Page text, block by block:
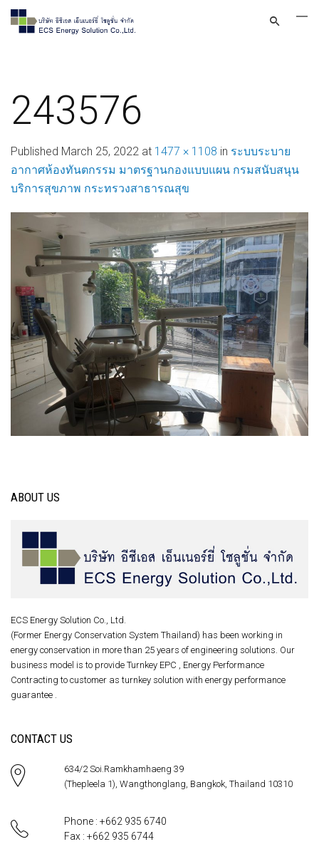
243576
Published March 25, 2022 at 1477 × 1108 in ระบบระบาย
อากาศห้องทันตกรรม มาตรฐานกองแบบแผน กรมสนับสนุน
บริการสุขภาพ กระทรวงสาธารณสุข
ABOUT US
ECS Energy Solution Co., Ltd.
(Former Energy Conservation System Thailand) has been working in
energy conservation in more than 25 years of engineering solutions. Our
business model is to provide Turnkey EPC , Energy Performance
Contracting to customer as turnkey solution with energy performance
guarantee .
CONTACT US
634/2 Soi.Ramkhamhaeng 39
(Thepleela 1), Wangthonglang, Bangkok, Thailand 10310
Phone : +662 935 6740
Fax : +662 935 6744